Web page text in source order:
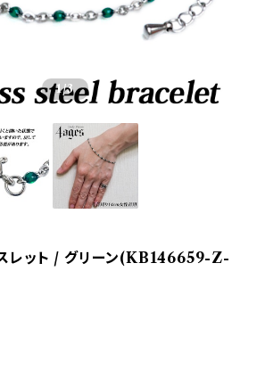
1/3
レット / グリーン(KB146659-Z-